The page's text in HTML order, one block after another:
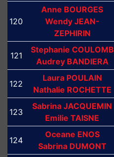
120
Anne BOURGES
Wendy JEAN-
ZEPHIRIN
121
Stephanie COULOMB
Audrey BANDIERA
122
Laura POULAIN
Nathalie ROCHETTE
123
Sabrina JACQUEMIN
Emilie TAISNE
124
Oceane ENOS
Sabrina DUMONT